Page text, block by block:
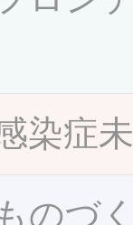
染症
のづ